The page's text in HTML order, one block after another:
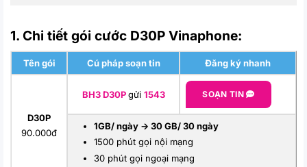
1. Chi tiết gói cước D30P Vinaphone:
Tên gói Cú pháp soạn tin Đăng ký nhanh
D30P
90.000đ
BH3 D30Pgửi 1543 SOẠN TIN
1GB/ ngày -> 30 GB/ 30 ngày
1500 phút gọi nội mạng
30 phút gọi ngoại mạng